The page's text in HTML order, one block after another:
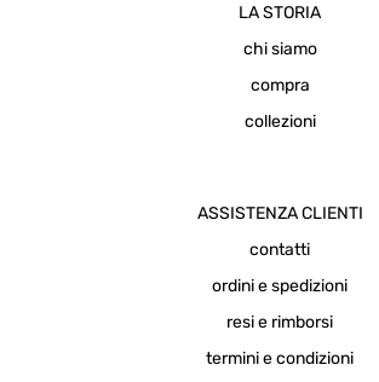
LA STORIA
chi siamo
compra
collezioni
ASSISTENZA CLIENTI
contatti
ordini e spedizioni
resi e rimborsi
termini e condizioni